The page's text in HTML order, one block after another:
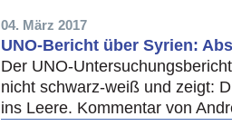
04. März 2017
UNO-Bericht über Syrien:
Der UNO-
nicht schwarz-weiß und zeigt:
ins Leere. Kommentar von